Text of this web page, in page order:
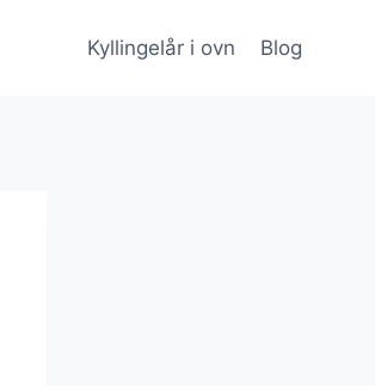
Kyllingelår i ovn Blog